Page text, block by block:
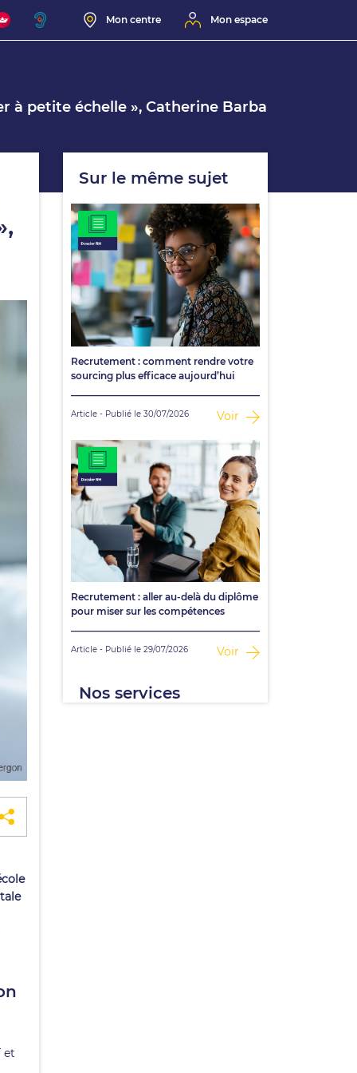
Mon centre Mon espace
à petite échelle », Catherine Barba
et
Sur le même sujet
Recrutement : comment rendre votre
sourcing plus efficace aujourd’hui
Article - Publié le 30/07/2026 Voir
Recrutement : aller au-delà du diplôme
pour miser sur les compétences
Article - Publié le 29/07/2026 Voir
Nos services